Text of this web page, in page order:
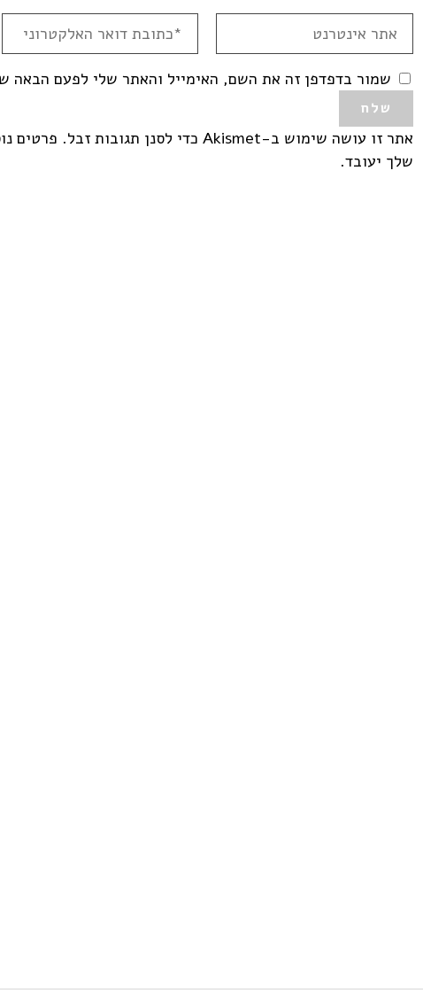
שמור בדפדפן זה את השם, האימייל והאתר שלי לפעם הבאה
אתר זו עושה שימוש ב-Akismet כדי לסנן תגובות זבל.
פרטים
שלך יעובד.